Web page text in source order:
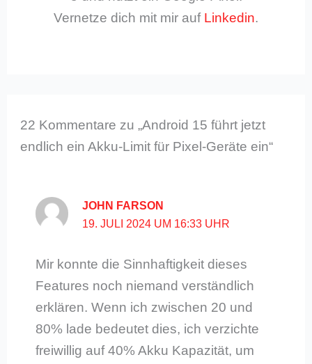
Vernetze dich mit mir auf Linkedin.
22 Kommentare zu „Android 15 führt jetzt
endlich ein Akku-Limit für Pixel-Geräte ein“
JOHN FARSON
19. JULI 2024 UM 16:33 UHR
Mir konnte die Sinnhaftigkeit dieses
Features noch niemand verständlich
erklären. Wenn ich zwischen 20 und
80% lade bedeutet dies, ich verzichte
freiwillig auf 40% Akku Kapazität, um